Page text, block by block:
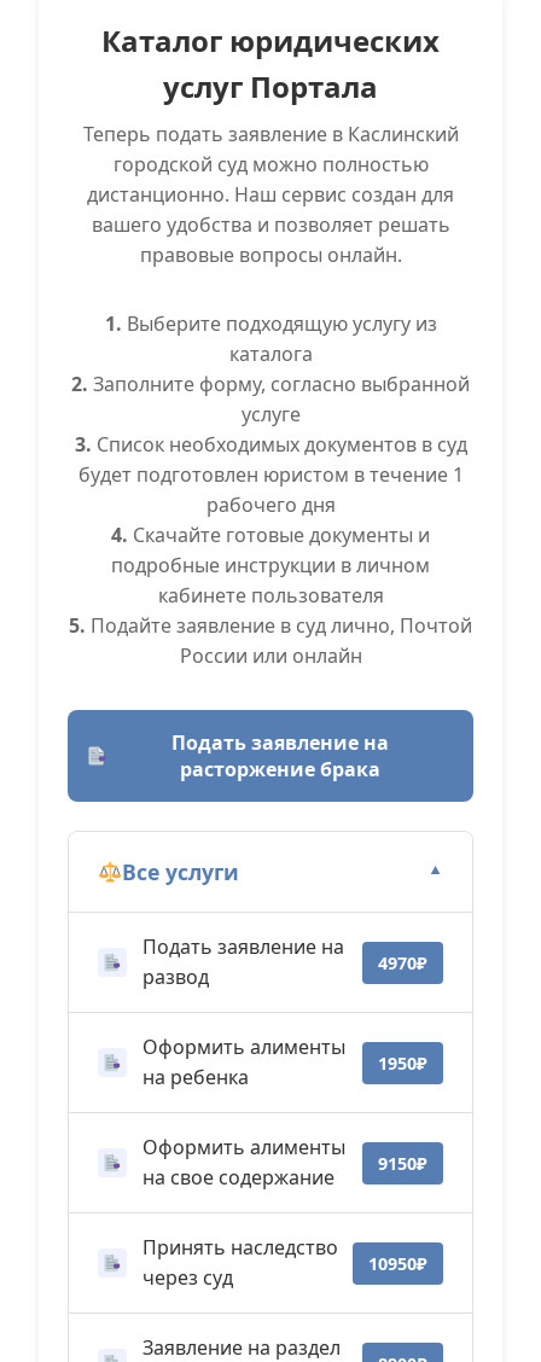
Каталог юридических
услуг Портала
Теперь подать заявление в Каслинский
городской суд можно полностью
дистанционно. Наш сервис создан для
вашего удобства и позволяет решать
правовые вопросы онлайн.
1. Выберите подходящую услугу из
каталога
2. Заполните форму, согласно выбранной
услуге
3. Список необходимых документов в суд
будет подготовлен юристом в течение 1
рабочего дня
4. Скачайте готовые документы и
подробные инструкции в личном
кабинете пользователя
5. Подайте заявление в суд лично, Почтой
России или онлайн
Подать заявление на
расторжение брака
Все услуги ▼
Подать заявление на
развод
4970₽
Оформить алименты
на ребенка
1950₽
Оформить алименты
на свое содержание
9150₽
Принять наследство
через суд
10950₽
Заявление на раздел